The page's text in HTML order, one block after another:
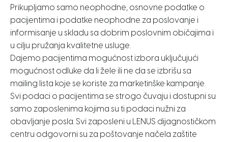
Prikupljamo samo neophodne, osnovne podatke o
pacijentima i podatke neophodne za poslovanje i
informisanje u skladu sa dobrim poslovnim običajima i
u cilju pružanja kvalitetne usluge.
Dajemo pacijentima mogućnost izbora uključujući
mogućnost odluke da li žele ili ne da se izbrišu sa
mailing lista koje se koriste za marketinške kampanje.
Svi podaci o pacijentima se strogo čuvaju i dostupni su
samo zaposlenima kojima su ti podaci nužni za
obavljanje posla. Svi zaposleni u LENUS dijagnostičkom
centru odgovorni su za poštovanje načela zaštite